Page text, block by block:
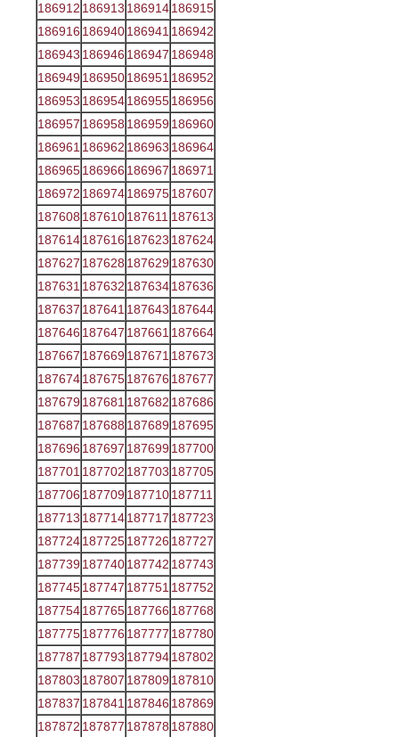
186912 186913 186914186915
186916 186940186941 186942
186943 186946 186947 186948
186949186950186951 186952
186953 186954186955186956
186957 186958 186959186960
186961 186962 186963 186964
186965186966 186967 186971
186972 186974186975187607
187608 187610187611 187613
187614187616 187623 187624
187627 187628 187629187630
187631 187632 187634187636
187637 187641 187643 187644
187646 187647 187661 187664
187667 187669187671 187673
187674187675187676 187677
187679187681 187682 187686
187687 187688 187689187695
187696 187697 187699187700
187701 187702 187703 187705
187706 187709187710187711
187713 187714187717 187723
187724187725187726 187727
187739187740187742 187743
187745187747 187751 187752
187754187765187766 187768
187775187776 187777 187780
187787 187793 187794187802
187803 187807 187809187810
187837 187841 187846 187869
187872 187877 187878 187880